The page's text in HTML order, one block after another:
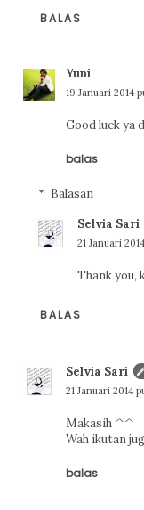
BALAS
Yuni
19 Januari 2014
Good luck ya
balas
Balasan
Selvia Sari
21 Januari
Thank you,
BALAS
Selvia Sari
21 Januari 2014
Makasih ^^
Wah ikutan
balas